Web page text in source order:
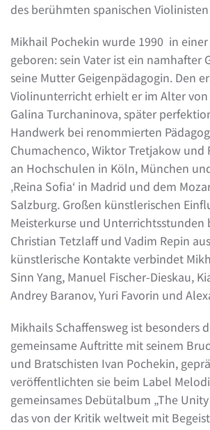
des berühmten spanischen
Mikhail Pochekin wurde 1990 in
geboren: sein Vater ist ein namhafter
seine Mutter Geigenpädagogin. Den
Violinunterricht erhielt er im Alter
Galina Turchaninova, später
Handwerk bei renommierten
Chumachenco, Wiktor Tretjakow und
an Hochschulen in Köln, München
‚Reina Sofia‘ in Madrid und dem
Salzburg. Großen künstlerischen
Meisterkurse und Unterrichtsstunden
Christian Tetzlaff und Vadim Repin
künstlerische Kontakte verbindet
Sinn Yang, Manuel Fischer-Dieskau,
Andrey Baranov, Yuri Favorin und
Mikhails Schaffensweg ist besonders
gemeinsame Auftritte mit seinem
und Bratschisten Ivan Pochekin,
veröffentlichten sie beim Label
gemeinsames Debütalbum „The
das von der Kritik weltweit mit